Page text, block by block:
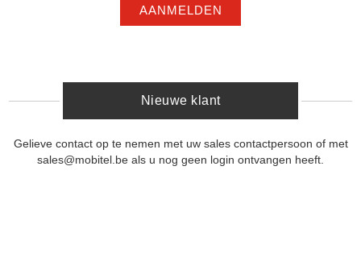
AANMELDEN
Nieuwe klant
Gelieve contact op te nemen met uw sales contactpersoon of met
sales@mobitel.be als u nog geen login ontvangen heeft.